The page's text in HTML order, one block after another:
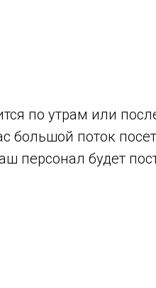
по утрам или
большой поток
персонал будет